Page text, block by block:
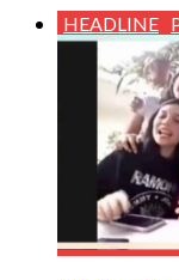
HEADLINE